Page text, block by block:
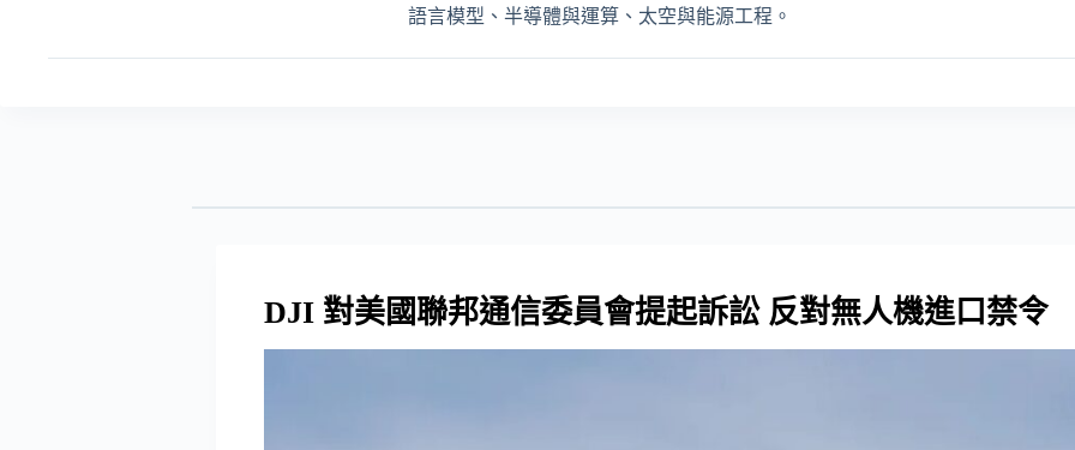
語言模型、半導體與運算、太空與能源工程。
DJI 對美國聯邦通信委員會提起訴訟 反對無人機進口禁令